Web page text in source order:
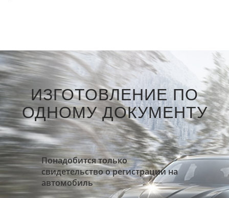
ИЗГОТОВЛЕНИЕ ПО
ОДНОМУ ДОКУМЕНТУ
Понадобится только
свидетельство о регистрации на
автомобиль